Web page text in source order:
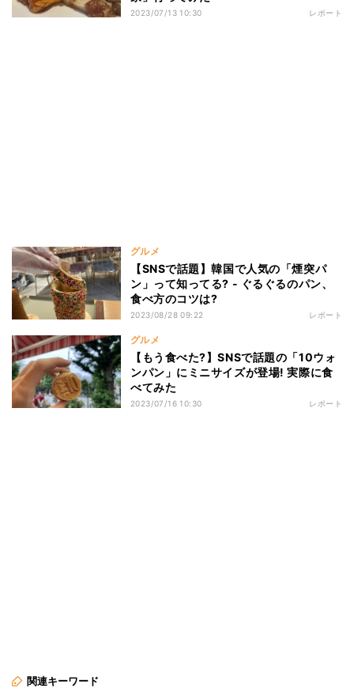
2023/07/13 10:30 レポート
グルメ
【SNSで話題】韓国で人気の「煙突パ
ン」って知ってる? - ぐるぐるのパン、
食べ方のコツは?
2023/08/28 09:22 レポート
グルメ
【もう食べた?】SNSで話題の「10ウォ
ンパン」にミニサイズが登場! 実際に食
べてみた
2023/07/16 10:30 レポート
関連キーワード